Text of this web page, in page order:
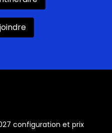
configuration et prix